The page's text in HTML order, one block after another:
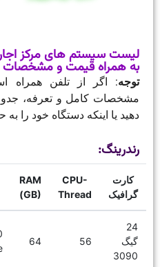
به همراه قیمت و مشخصات
توجه: اگر از تلفن همراه
مشخصات کامل و تعرفه،
دهید یا اینکه دستگاه خود را
رندرینگ:
کارت
گرافیک
CPU-
Thread
RAM
(GB)
24
گیگ
3090
56
64